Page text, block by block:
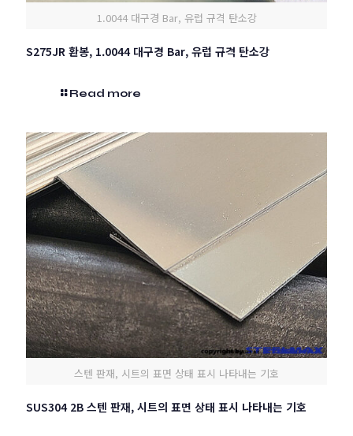
1.0044 대구경 Bar, 유럽 규격 탄소강
S275JR 환봉, 1.0044 대구경 Bar, 유럽 규격 탄소강
Read more
스텐 판재, 시트의 표면 상태 표시 나타내는 기호
SUS304 2B 스텐 판재, 시트의 표면 상태 표시 나타내는 기호